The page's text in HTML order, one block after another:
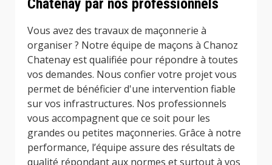
Chatenay par nos professionnels
Vous avez des travaux de maçonnerie à
organiser ? Notre équipe de maçons à Chanoz
Chatenay est qualifiée pour répondre à toutes
vos demandes. Nous confier votre projet vous
permet de bénéficier d'une intervention fiable
sur vos infrastructures. Nos professionnels
vous accompagnent que ce soit pour les
grandes ou petites maçonneries. Grâce à notre
performance, l’équipe assure des résultats de
qualité répondant aux normes et surtout à vos